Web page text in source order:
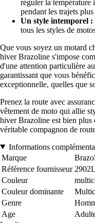
réguler la température
pendant les trajets
Un style intemporel :
tous les styles de
Que vous soyez un motard
hiver Brazoline s'impose
d'une attention particulière
garantissant que vous
exceptionnelle, quelles que
Prenez la route avec
vêtement de moto qui allie
hiver Brazoline est bien plus
véritable compagnon de
Informations
Marque
Référence fournisseur 2902L
Couleur
Couleur dominante
Genre
Age